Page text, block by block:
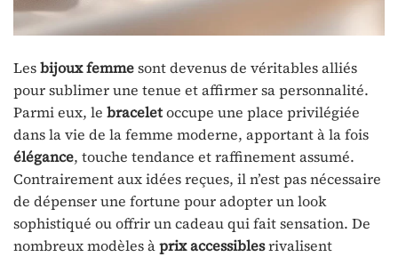
Lesbijoux femmesont devenus de véritables alliés
pour sublimer une tenue et affirmer sa personnalité.
Parmi eux, le braceletoccupe une place privilégiée
dans la vie de la femme moderne, apportant à la fois
élégance, touche tendance et raffinement assumé.
Contrairement aux idées reçues, il n’est pas nécessaire
de dépenser une fortune pour adopter un look
sophistiqué ou offrir un cadeau qui fait sensation. De
nombreux modèles àprix accessiblesrivalisent